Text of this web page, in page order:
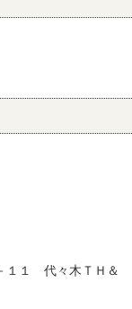
１１ 代々木ＴＨ＆